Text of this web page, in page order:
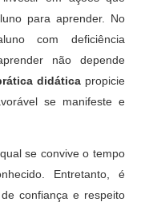
para aprender. No
com deficiência
não depende
didáticapropicie
se manifeste e
se convive o tempo
Entretanto, é
confiança e respeito